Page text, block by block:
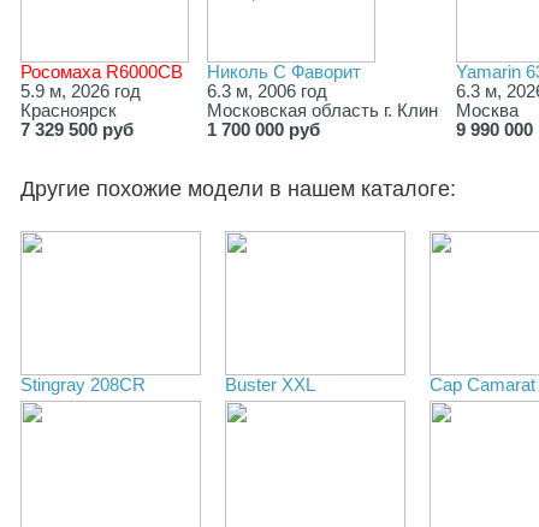
Росомаха R6000СВ
5.9 м, 2026 год
Красноярск
7 329 500 руб
Николь С Фаворит
6.3 м, 2006 год
Московская область г. Клин
1 700 000 руб
Yamarin
6.3 м,
Москва
9 990 000
Другие похожие модели в нашем каталоге:
Stingray 208CR Buster XXL Cap Camarat